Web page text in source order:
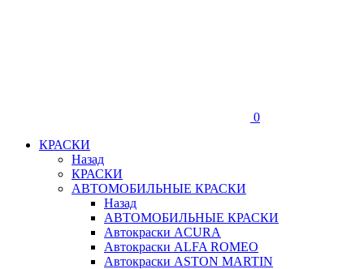
0
КРАСКИ
Назад
КРАСКИ
АВТОМОБИЛЬНЫЕ КРАСКИ
Назад
АВТОМОБИЛЬНЫЕ КРАСКИ
Автокраски ACURA
Автокраски ALFA ROMEO
Автокраски ASTON MARTIN